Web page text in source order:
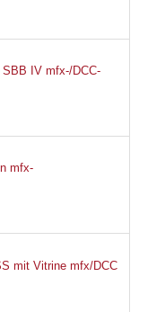
IV mfx-/DCC-
mfx-
mit Vitrine mfx/DCC